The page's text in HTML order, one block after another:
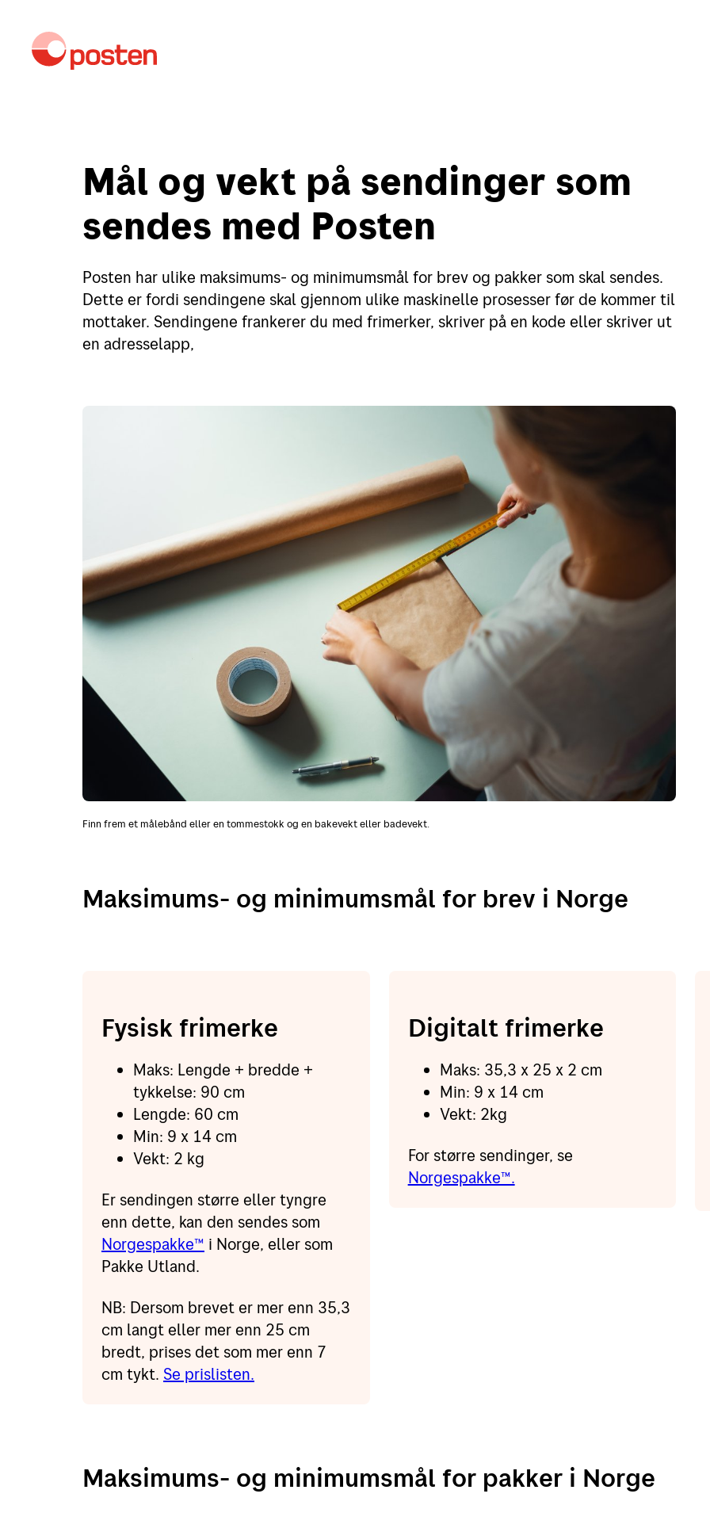
Sende
Sende i Norge
Sende til utlandet
Fortolling
Motta
Motta pakker og brev
Spore sendinger
Fortolling av sendinger
Mål og vekt på sendinger som
sendes med Posten
Posten har ulike maksimums- og minimumsmål for brev og pakker som skal sendes.
Dette er fordi sendingene skal gjennom ulike maskinelle prosesser før de kommer til
mottaker. Sendingene frankerer du med frimerker, skriver på en kode eller skriver ut
en adresselapp,
Finn frem et målebånd eller en tommestokk og en bakevekt eller badevekt.
Maksimums- og minimumsmål for brev i Norge
Fysisk frimerke
Maks: Lengde + bredde +
tykkelse: 90 cm
Lengde: 60 cm
Min: 9 x 14 cm
Vekt: 2 kg
Er sendingen større eller tyngre
enn dette, kan den sendes som
Norgespakke™ i Norge, eller som
Pakke Utland.
NB: Dersom brevet er mer enn 35,3
cm langt eller mer enn 25 cm
bredt, prises det som mer enn 7
cm tykt. Se prislisten.
Digitalt frimerke
Maks: 35,3 x 25 x 2 cm
Min: 9 x 14 cm
Vekt: 2kg
For større sendinger, se
Norgespakke™.
Maksimums- og minimumsmål for pakker i Norge